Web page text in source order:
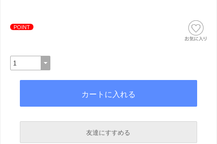
POINT
友達にすすめる